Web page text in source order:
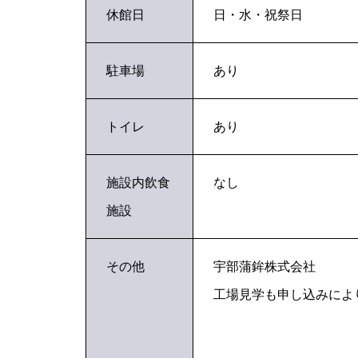
休館日 日・水・祝祭日
駐車場 あり
トイレ あり
施設内飲食
施設
なし
その他 宇部蒲鉾株式会社
工場見学も申し込みによ